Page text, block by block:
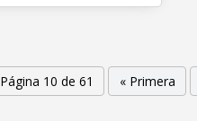
Página 10 de 61 « Primera